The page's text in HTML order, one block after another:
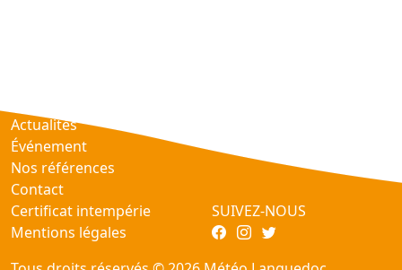
Actualités
Événement
Nos références
Contact
Certificat intempérie
Mentions légales
SUIVEZ-NOUS